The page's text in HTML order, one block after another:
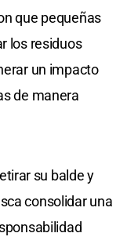
que pequeñas
los residuos
un impacto
de manera
su balde y
consolidar una